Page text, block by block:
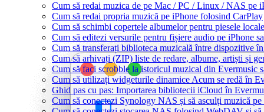
Cum să redai muzica de pe Mac / PC / Linux / NAS
Cum să redai propria muzică pe iPhone folosind CarPlay
Cum să schimbi copertele albumelor pentru piesele
Cum să editezi versurile pentru fișiere audio pe iPhone
Cum să transferați biblioteca muzicală între dispozitive
Cum să arhivați (ZIP) liste de redare, albume, artiști și
Cum să faci scrobble la istoricul muzical din Evermusic
Cum să utilizați widgeturile dinamice Acum se redă în
Ghid pas cu pas: Importarea bibliotecii iCloud în
Cum să conectezi Synology NAS și să asculți muzică